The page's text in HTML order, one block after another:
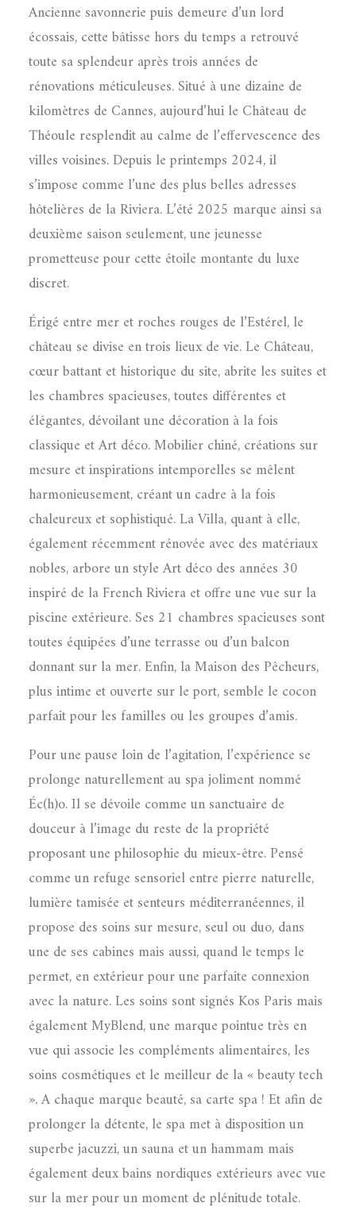
Ancienne savonnerie puis demeure d’un lord
écossais, cette bâtisse hors du temps a retrouvé
toute sa splendeur après trois années de
rénovations méticuleuses. Situé à une dizaine de
kilomètres de Cannes, aujourd’hui le Château de
Théoule resplendit au calme de l’effervescence des
villes voisines. Depuis le printemps 2024, il
s’impose comme l’une des plus belles adresses
hôtelières de la Riviera. L’été 2025 marque ainsi sa
deuxième saison seulement, une jeunesse
prometteuse pour cette étoile montante du luxe
discret.
Érigé entre mer et roches rouges de l’Estérel, le
château se divise en trois lieux de vie. Le Château,
cœur battant et historique du site, abrite les suites et
les chambres spacieuses, toutes différentes et
élégantes, dévoilant une décoration à la fois
classique et Art déco. Mobilier chiné, créations sur
mesure et inspirations intemporelles se mêlent
harmonieusement, créant un cadre à la fois
chaleureux et sophistiqué. La Villa, quant à elle,
également récemment rénovée avec des matériaux
nobles, arbore un style Art déco des années 30
inspiré de la French Riviera et offre une vue sur la
piscine extérieure. Ses 21 chambres spacieuses sont
toutes équipées d’une terrasse ou d’un balcon
donnant sur la mer. Enfin, la Maison des Pêcheurs,
plus intime et ouverte sur le port, semble le cocon
parfait pour les familles ou les groupes d’amis.
Pour une pause loin de l’agitation, l’expérience se
prolonge naturellement au spa joliment nommé
Éc(h)o. Il se dévoile comme un sanctuaire de
douceur à l’image du reste de la propriété
proposant une philosophie du mieux-être. Pensé
comme un refuge sensoriel entre pierre naturelle,
lumière tamisée et senteurs méditerranéennes, il
propose des soins sur mesure, seul ou duo, dans
une de ses cabines mais aussi, quand le temps le
permet, en extérieur pour une parfaite connexion
avec la nature. Les soins sont signés Kos Paris mais
également MyBlend, une marque pointue très en
vue qui associe les compléments alimentaires, les
soins cosmétiques et le meilleur de la « beauty tech
». A chaque marque beauté, sa carte spa ! Et afin de
prolonger la détente, le spa met à disposition un
superbe jacuzzi, un sauna et un hammam mais
également deux bains nordiques extérieurs avec vue
sur la mer pour un moment de plénitude totale.